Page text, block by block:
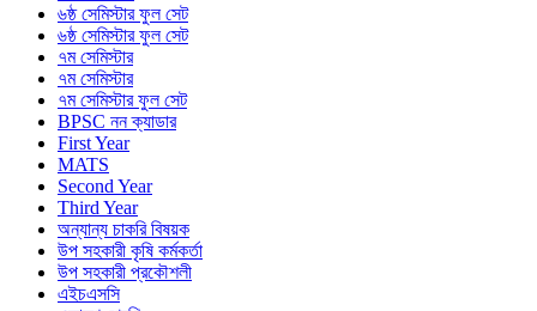
৬ষ্ঠ সেমিস্টার ফুল সেট
৬ষ্ঠ সেমিস্টার ফুল সেট
৭ম সেমিস্টার
৭ম সেমিস্টার
৭ম সেমিস্টার ফুল সেট
BPSC নন ক্যাডার
First Year
MATS
Second Year
Third Year
অন্যান্য চাকরি বিষয়ক
উপ সহকারী কৃষি কর্মকর্তা
উপ সহকারী প্রকৌশলী
এইচএসসি